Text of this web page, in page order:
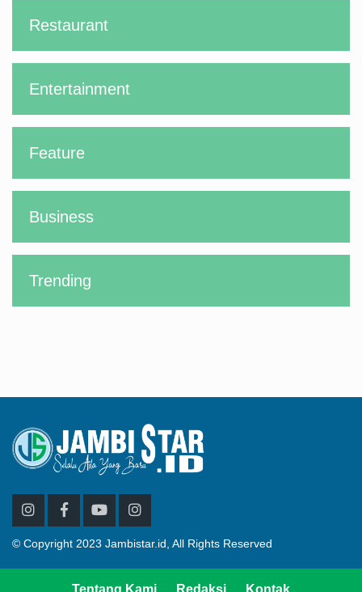
Restaurant
Entertainment
Feature
Business
Trending
© Copyright 2023 Jambistar.id, All Rights Reserved
Tentang Kami Redaksi Kontak